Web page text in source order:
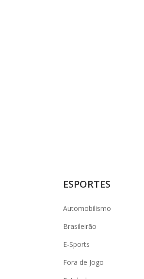
ESPORTES
Automobilismo
Brasileirão
E-Sports
Fora de Jogo